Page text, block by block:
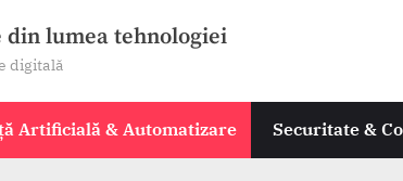
lumea tehnologiei
digitală
Artificială & Automatizare Securitate &